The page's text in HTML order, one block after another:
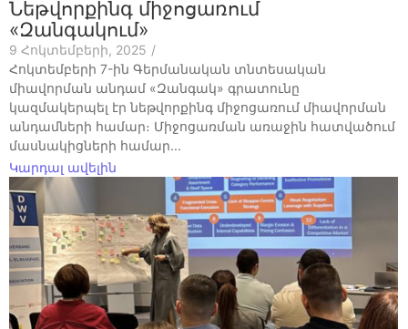
Նեթվորքինգ միջոցառում
«Զանգակում»
9 Հոկտեմբերի, 2025 /
Հոկտեմբերի 7-ին Գերմանական տնտեսական
միավորման անդամ «Զանգակ» գրատունը
կազմակերպել էր նեթվորքինգ միջոցառում միավորման
անդամների համար։ Միջոցառման առաջին հատվածում
մասնակիցների համար...
Կարդալ ավելին